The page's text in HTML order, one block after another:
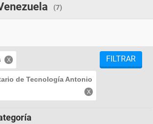
(7)
de Tecnología Antonio
FILTRAR